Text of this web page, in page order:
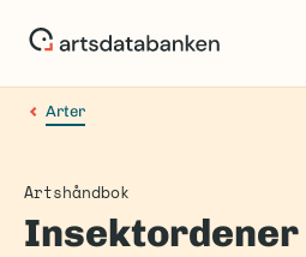
Arter
Artshåndbok
Insektordener